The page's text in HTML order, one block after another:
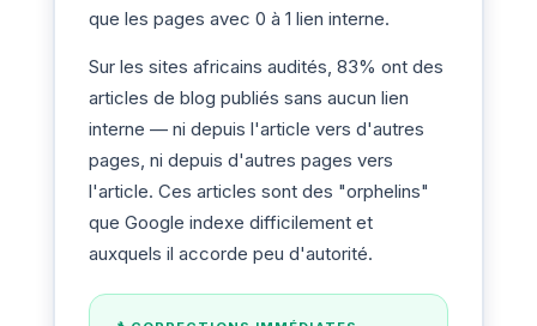
que les pages avec 0 à 1 lien interne.
Sur les sites africains audités, 83% ont des
articles de blog publiés sans aucun lien
interne — ni depuis l'article vers d'autres
pages, ni depuis d'autres pages vers
l'article. Ces articles sont des "orphelins"
que Google indexe difficilement et
auxquels il accorde peu d'autorité.